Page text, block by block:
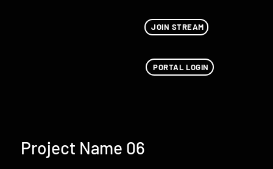
JOIN STREAM
PORTAL LOGIN
Project Name 06